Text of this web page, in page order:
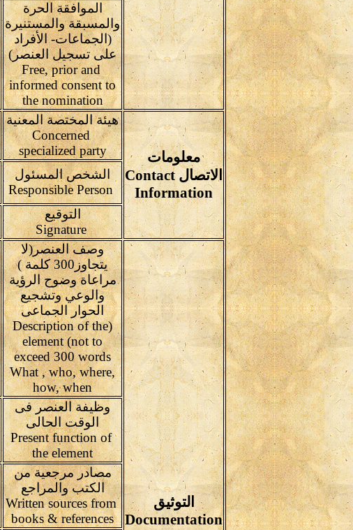
الموافقة الحرة
والمسبقة والمستنيرة
(الجماعات- الأفراد
على تسجيل العنصر)
Free, prior and
informed consent to
the nomination
معلومات
الاتصال Contact
Information
هيئة المختصة المعنية
Concerned
specialized party
الشخص المسئول
Responsible Person
التوقيع
Signature
التوثيق
Documentation
وصف العنصر(لا
يتجاوز300 كلمة )
مراعاة وضوح الرؤية
والوعي وتشجيع
الحوار الجماعى
(Description of the
element (not to
exceed 300 words
What , who, where,
how, when
وظيفة العنصر فى
الوقت الحالى
Present function of
the element
مصادر مرجعية من
الكتب والمراجع
Written sources from
books & references